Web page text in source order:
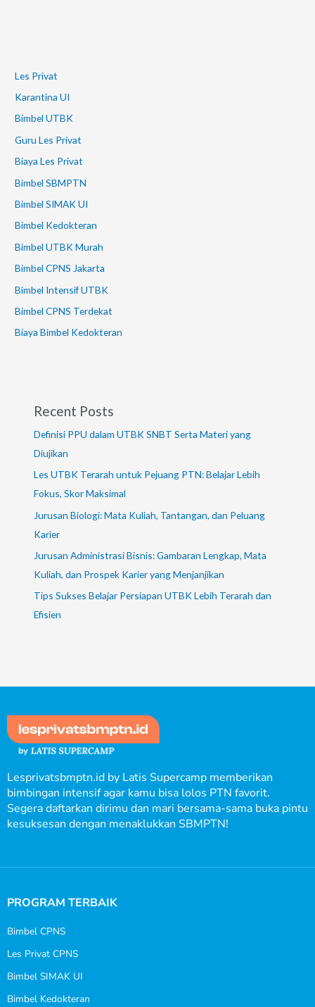
Les Privat
Karantina UI
Bimbel UTBK
Guru Les Privat
Biaya Les Privat
Bimbel SBMPTN
Bimbel SIMAK UI
Bimbel Kedokteran
Bimbel UTBK Murah
Bimbel CPNS Jakarta
Bimbel Intensif UTBK
Bimbel CPNS Terdekat
Biaya Bimbel Kedokteran
Recent Posts
Definisi PPU dalam UTBK SNBT Serta Materi yang
Diujikan
Les UTBK Terarah untuk Pejuang PTN: Belajar Lebih
Fokus, Skor Maksimal
Jurusan Biologi: Mata Kuliah, Tantangan, dan Peluang
Karier
Jurusan Administrasi Bisnis: Gambaran Lengkap, Mata
Kuliah, dan Prospek Karier yang Menjanjikan
Tips Sukses Belajar Persiapan UTBK Lebih Terarah dan
Efisien
Lesprivatsbmptn.id by Latis Supercamp memberikan
bimbingan intensif agar kamu bisa lolos PTN favorit.
Segera daftarkan dirimu dan mari bersama-sama buka pintu
kesuksesan dengan menaklukkan SBMPTN!
PROGRAM TERBAIK
Bimbel CPNS
Les Privat CPNS
Bimbel SIMAK UI
Bimbel Kedokteran